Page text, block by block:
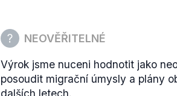
vyjádření mluví pouze o
ustupovat, stane se Evropa
jiných otázkách. Evropské
kterého je nutné v případě nutnosti
aby ti (a já k těmto lidem patřím),
NEOVĚŘITELNÉ
Výrok jsme nuceni hodnotit jako
posoudit migrační úmysly a plány
dalších letech.